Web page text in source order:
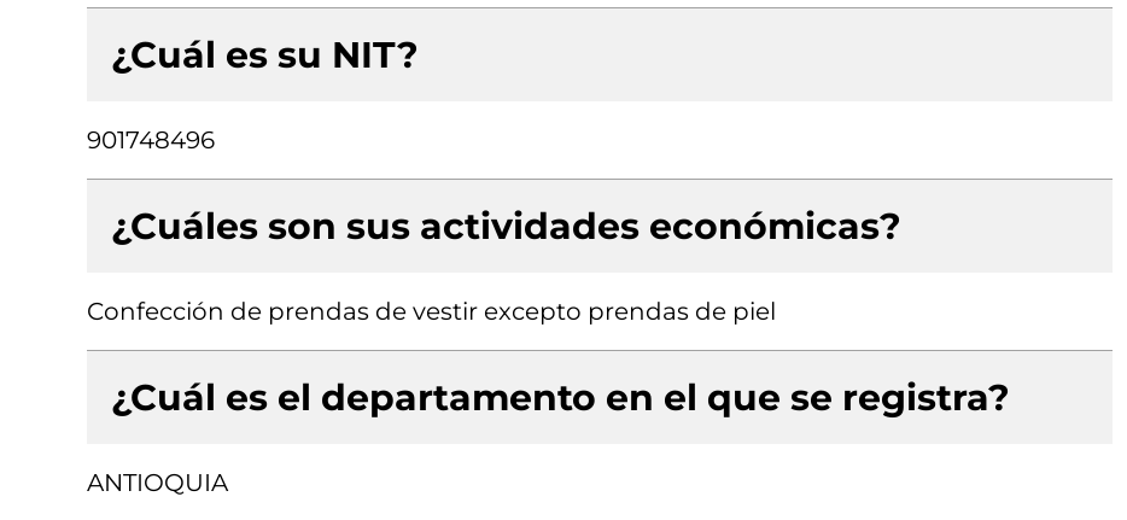
¿Cuál es su NIT?
901748496
¿Cuáles son sus actividades económicas?
Confección de prendas de vestir excepto prendas de piel
¿Cuál es el departamento en el que se registra?
ANTIOQUIA